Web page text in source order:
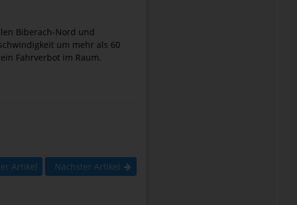
Biberach-Nord und
um mehr als 60
Fahrverbot im Raum.
Artikel Nächster Artikel